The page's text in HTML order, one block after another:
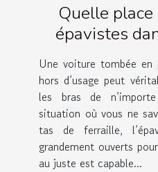
Quelle
épavistes
Une voiture tombée
hors d’usage peut
les bras de
situation où vous ne
tas de ferraille,
grandement ouverts
au juste est capable...